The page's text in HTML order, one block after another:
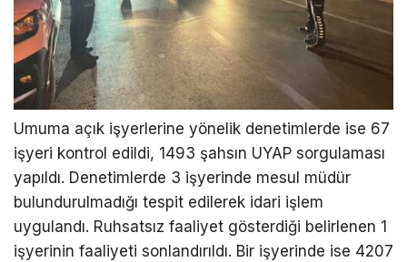
Umuma açık işyerlerine yönelik denetimlerde ise 67
işyeri kontrol edildi, 1493 şahsın UYAP sorgulaması
yapıldı. Denetimlerde 3 işyerinde mesul müdür
bulundurulmadığı tespit edilerek idari işlem
uygulandı. Ruhsatsız faaliyet gösterdiği belirlenen 1
işyerinin faaliyeti sonlandırıldı. Bir işyerinde ise 4207